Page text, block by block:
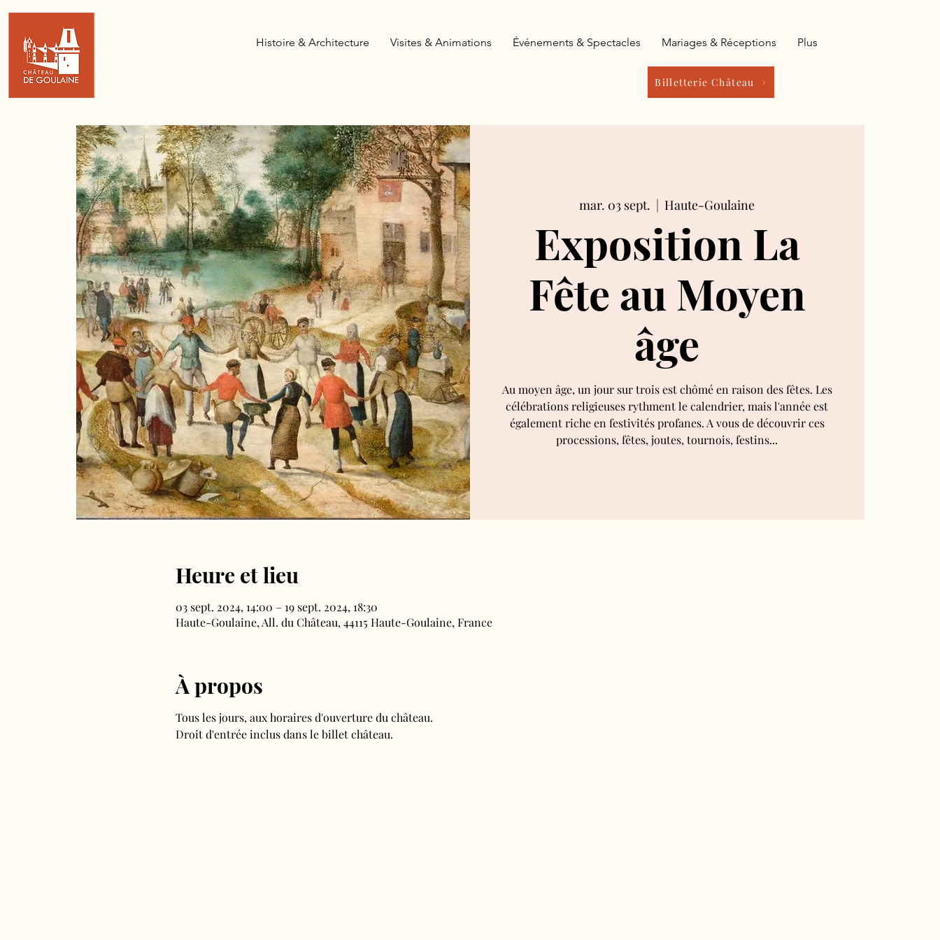
Billetterie Château
Histoire & Architecture Visites & Animations Événements & Spectacles Mariages & Réceptions Plus
mar. 03 sept.
  |
Haute-Goulaine
Exposition La
Fête au Moyen
âge
Au moyen âge, un jour sur trois est chômé en raison des fêtes. Les
célébrations religieuses rythment le calendrier, mais l'année est
également riche en festivités profanes. A vous de découvrir ces
processions, fêtes, joutes, tournois, festins...
Heure et lieu
03 sept. 2024, 14:00 – 19 sept. 2024, 18:30
Haute-Goulaine, All. du Château, 44115 Haute-Goulaine, France
À propos
Tous les jours, aux horaires d'ouverture du château.
Droit d'entrée inclus dans le billet château.